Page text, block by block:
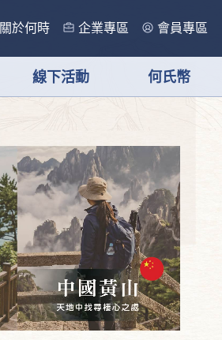
關於何時 企業專區 會員專區
線下活動 何氏幣